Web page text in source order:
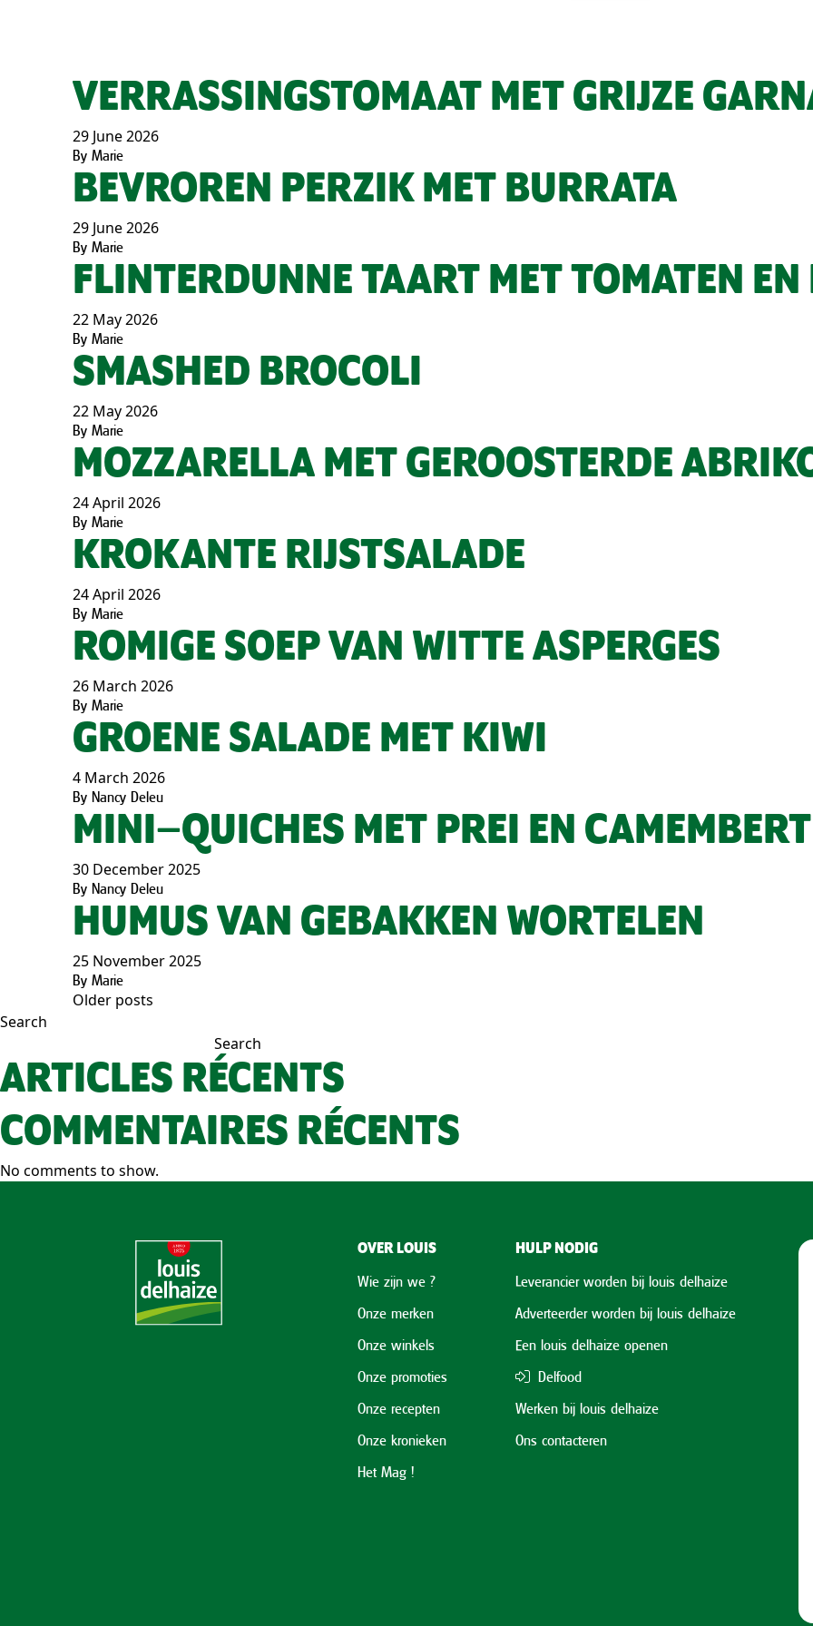
VERRASSINGSTOMAAT MET GRIJZE
29 June 2026
By Marie
BEVROREN PERZIK MET BURRATA
29 June 2026
By Marie
FLINTERDUNNE TAART MET TOMATEN
22 May 2026
By Marie
SMASHED BROCOLI
22 May 2026
By Marie
MOZZARELLA MET GEROOSTERDE
24 April 2026
By Marie
KROKANTE RIJSTSALADE
24 April 2026
By Marie
ROMIGE SOEP VAN WITTE ASPERGES
26 March 2026
By Marie
GROENE SALADE MET KIWI
4 March 2026
By Nancy Deleu
MINI–QUICHES MET PREI EN CAMEMBERT
30 December 2025
By Nancy Deleu
HUMUS VAN GEBAKKEN WORTELEN
25 November 2025
By Marie
POSTS
NAVIGATION
Older posts
Search
Search
ARTICLES RÉCENTS
COMMENTAIRES RÉCENTS
No comments to show.
OVER LOUIS
Wie zijn we ?
Onze merken
Onze winkels
Onze promoties
Onze recepten
Onze kronieken
Het Mag !
HULP NODIG
Leverancier worden bij louis delhaize
Adverteerder worden bij louis delhaize
Een louis delhaize openen
Delfood
Werken bij louis delhaize
Ons contacteren